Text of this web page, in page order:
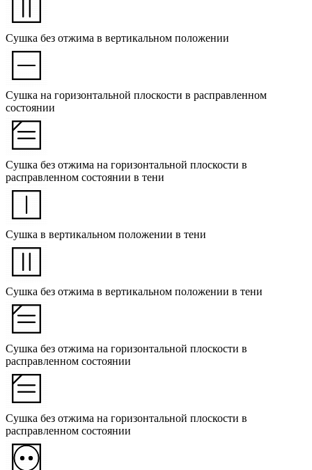
Сушка без отжима в вертикальном положении
Сушка на горизонтальной плоскости в расправленном
состоянии
Сушка без отжима на горизонтальной плоскости в
расправленном состоянии в тени
Сушка в вертикальном положении в тени
Сушка без отжима в вертикальном положении в тени
Сушка без отжима на горизонтальной плоскости в
расправленном состоянии
Сушка без отжима на горизонтальной плоскости в
расправленном состоянии